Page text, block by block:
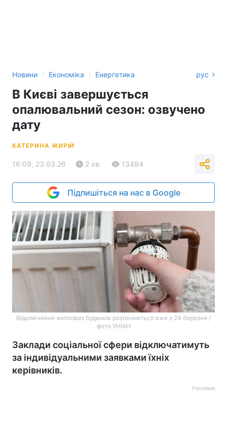
Новини › Економіка › Енергетика рус
В Києві завершується
опалювальний сезон: озвучено
дату
КАТЕРИНА ЖИРІЙ
16:09, 23.03.26 2 хв. 13494
Підпишіться на нас в Google
Відключення житлових будинків розпочнеться вже з 24 березня /
фото УНІАН
Заклади соціальної сфери відключатимуть
за індивідуальними заявками їхніх
керівників.
Реклама